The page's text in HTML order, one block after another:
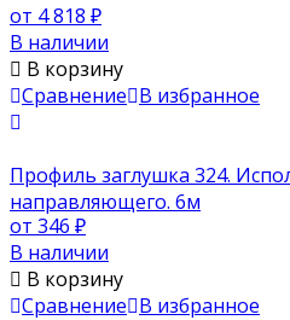
от 4 818 ₽
В наличии
В корзину
Сравнение В избранное
Профиль заглушка 324.
направляющего. 6м
от 346 ₽
В наличии
В корзину
Сравнение В избранное